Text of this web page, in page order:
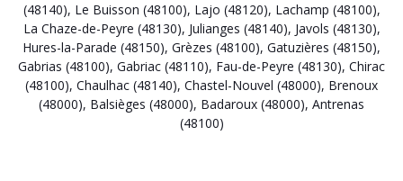
(48140), Le Buisson (48100), Lajo (48120), Lachamp (48100),
La Chaze-de-Peyre (48130), Julianges (48140), Javols (48130),
Hures-la-Parade (48150), Grèzes (48100), Gatuzières (48150),
Gabrias (48100), Gabriac (48110), Fau-de-Peyre (48130), Chirac
(48100), Chaulhac (48140), Chastel-Nouvel (48000), Brenoux
(48000), Balsièges (48000), Badaroux (48000), Antrenas
(48100)